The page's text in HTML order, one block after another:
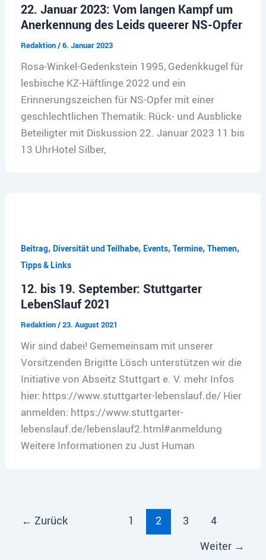
22. Januar 2023: Vom langen Kampf um
Anerkennung des Leids queerer NS-Opfer
Redaktion/6. Januar 2023
Rosa-Winkel-Gedenkstein 1995, Gedenkkugel für
lesbische KZ-Häftlinge 2022 und ein
Erinnerungszeichen für NS-Opfer mit einer
geschlechtlichen Thematik: Rück- und Ausblicke
Beteiligter mit Diskussion 22. Januar 2023 11 bis
13 UhrHotel Silber,
Beitrag, Diversität und Teilhabe, Events, Termine, Themen,
Tipps & Links
12. bis 19. September: Stuttgarter
LebenSlauf 2021
Redaktion/23. August 2021
Wir sind dabei! Gememeinsam mit unserer
Vorsitzenden Brigitte Lösch unterstützen wir die
Initiative von Abseitz Stuttgart e. V. mehr Infos
hier: https://www.stuttgarter-lebenslauf.de/ Hier
anmelden: https://www.stuttgarter-
lebenslauf.de/lebenslauf2.html#anmeldung
Weitere Informationen zu Just Human
← Zurück 1 2 3
4
Weiter →